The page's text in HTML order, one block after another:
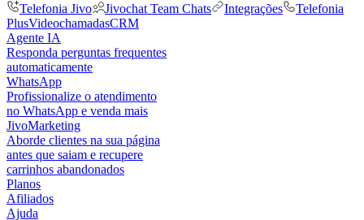
Telefonia Jivo
Jivochat Team Chats Integrações
Telefonia
PlusVideochamadasCRM
Agente IA
Responda perguntas frequentes
automaticamente
WhatsApp
Profissionalize o atendimento
no WhatsApp e venda mais
JivoMarketing
Aborde clientes na sua página
antes que saiam e recupere
carrinhos abandonados
Planos
Afiliados
Ajuda